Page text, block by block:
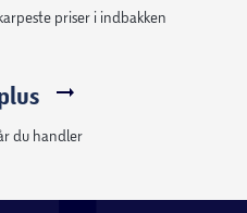
boxmadras, der har
er produceret med 7
som sikrer den optimale
priser i indbakken
du handler